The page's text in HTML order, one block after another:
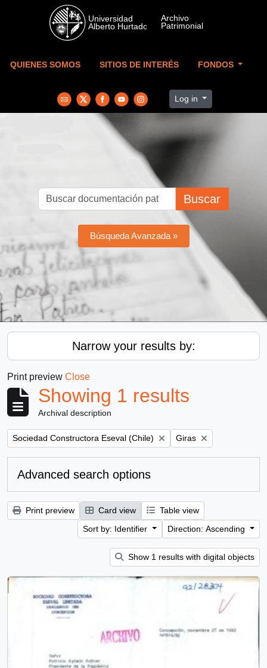
Skip to main content
QUIENES SOMOS SITIOS DE INTERÉS FONDOS
Log in
Buscar
Búsqueda Avanzada »
Narrow your results by:
Print preview Close
Showing 1 results
Archival description
Remove filter:
Sociedad Constructora Eseval (Chile) Remove filter:
Giras
Advanced search options
Print preview Card view
Table view
Sort by: Identifier
Direction: Ascending
Show 1 results with digital objects